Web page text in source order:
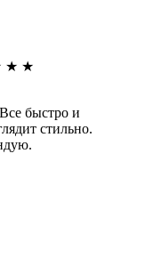
★ ★
быстро и
стильно.